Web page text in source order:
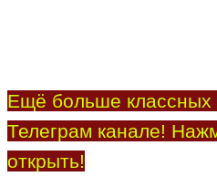
Ещё больше
Телеграм канале!
открыть!